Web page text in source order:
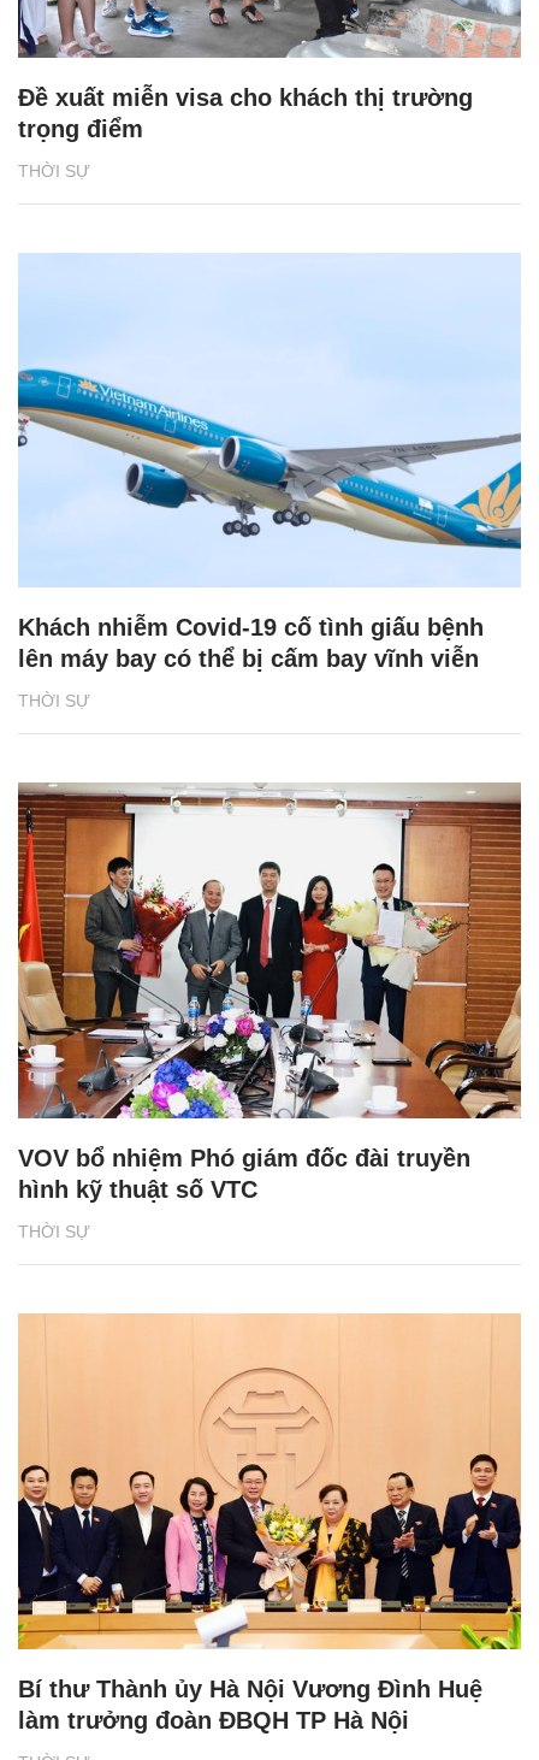
THỜI SỰ
Đề xuất miễn visa cho khách thị trường
trọng điểm
THỜI SỰ
Khách nhiễm Covid-19 cố tình giấu bệnh
lên máy bay có thể bị cấm bay vĩnh viễn
THỜI SỰ
VOV bổ nhiệm Phó giám đốc đài truyền
hình kỹ thuật số VTC
Bí thư Thành ủy Hà Nội Vương Đình Huệ
làm trưởng đoàn ĐBQH TP Hà Nội